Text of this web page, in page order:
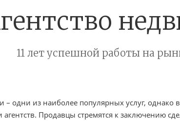
11 лет успешной работы на
одни из наиболее популярных услуг,
Продавцы стремятся к заключению